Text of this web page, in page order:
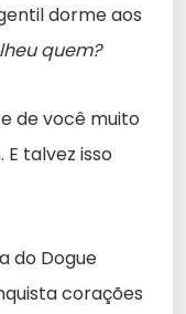
dorme aos
quem?
de você muito
talvez isso
do Dogue
corações